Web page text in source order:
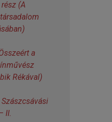
(A
a
Rékával)
Szászcsávási
II.